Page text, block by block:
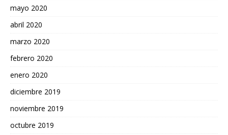
mayo 2020
abril 2020
marzo 2020
febrero 2020
enero 2020
diciembre 2019
noviembre 2019
octubre 2019